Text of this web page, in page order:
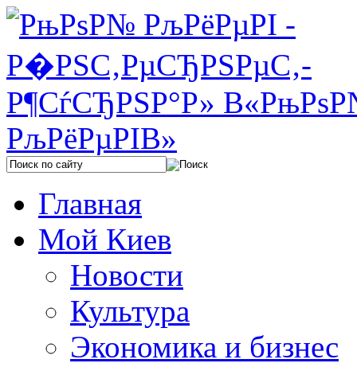
Главная
Мой Киев
Новости
Культура
Экономика и бизнес